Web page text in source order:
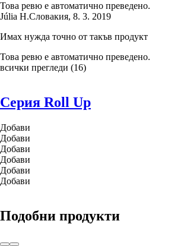
Това ревю е автоматично преведено.
Júlia H.Словакия, 8. 3. 2019
Имах нужда точно от такъв продукт
Това ревю е автоматично преведено.
всички прегледи (16)
Серия Roll Up
Добави
Добави
Добави
Добави
Добави
Добави
Подобни продукти